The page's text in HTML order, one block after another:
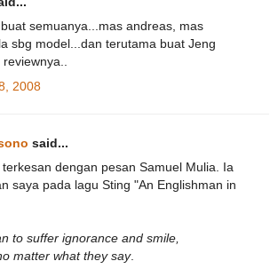
semuanya...mas andreas, mas
sbg model...dan terutama buat Jeng
2008
said...
dengan pesan Samuel Mulia. Ia
saya pada lagu Sting "An Englishman in
to suffer ignorance and smile,
matter what they say.